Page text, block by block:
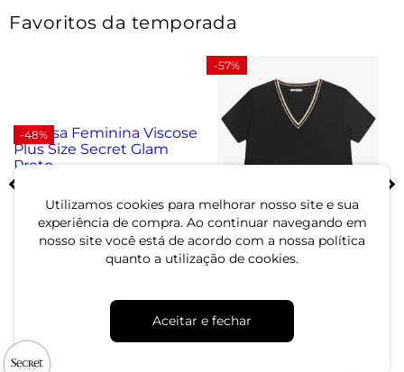
Utilizamos cookies para melhorar nosso site e sua
experiência de compra. Ao continuar navegando em
nosso site você está de acordo com a nossa política
quanto a utilização de cookies.
Aceitar e fechar
Favoritos da temporada
-48%
R$ 104,99 R$ 54,99
ou 1x de R$ 54,99 sem juros
-57%
Blusa Manga Curta Pluz
Size Secret Glam Preto
R$ 44,99
ou 1x de R$ 44,99 sem juros